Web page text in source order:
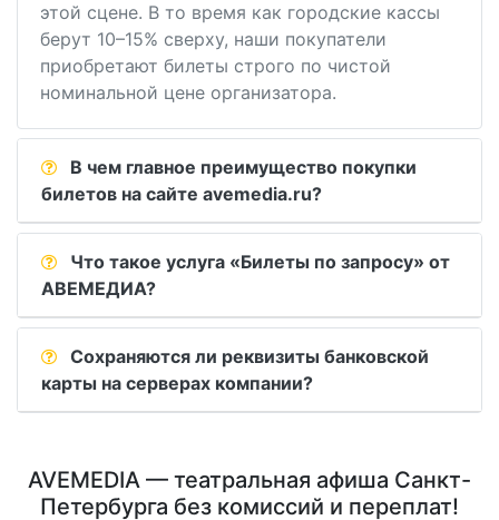
этой сцене. В то время как городские кассы
берут 10–15% сверху, наши покупатели
приобретают билеты строго по чистой
номинальной цене организатора.
В чем главное преимущество покупки
билетов на сайте avemedia.ru?
Что такое услуга «Билеты по запросу» от
АВЕМЕДИА?
Сохраняются ли реквизиты банковской
карты на серверах компании?
AVEMEDIA — театральная афиша Санкт-
Петербурга без комиссий и переплат!